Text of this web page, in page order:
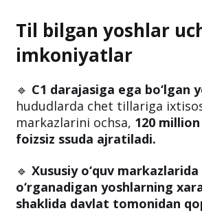
Til bilgan yoshlar
imkoniyatlar
🔹 C1 darajasiga ega bo‘lgan
hududlarda chet tillariga
markazlarini ochsa, 120 million
foizsiz ssuda ajratiladi.
🔹 Xususiy o‘quv
o‘rganadigan yoshlarning
shaklida davlat tomonidan